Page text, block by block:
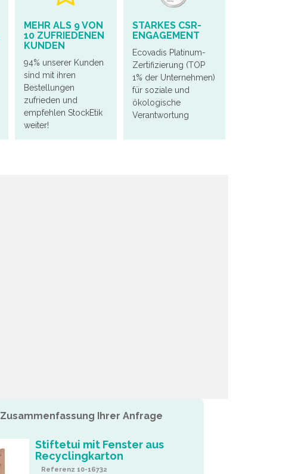
MEHR ALS 9 VON
10 ZUFRIEDENEN
KUNDEN
94% unserer Kunden
sind mit ihren
Bestellungen
zufrieden und
empfehlen StockEtik
weiter!
STARKES CSR-
ENGAGEMENT
Ecovadis Platinum-
Zertifizierung (TOP
1% der Unternehmen)
für soziale und
ökologische
Verantwortung
Zusammenfassung Ihrer Anfrage
Stiftetui mit Fenster aus
Recyclingkarton
Referenz 10-16732